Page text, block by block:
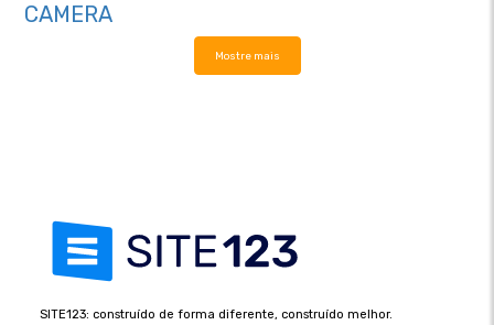
CAMERA
Mostre mais
SITE123: construído de forma diferente, construído melhor.